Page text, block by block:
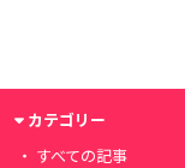
カテゴリー
すべての記事